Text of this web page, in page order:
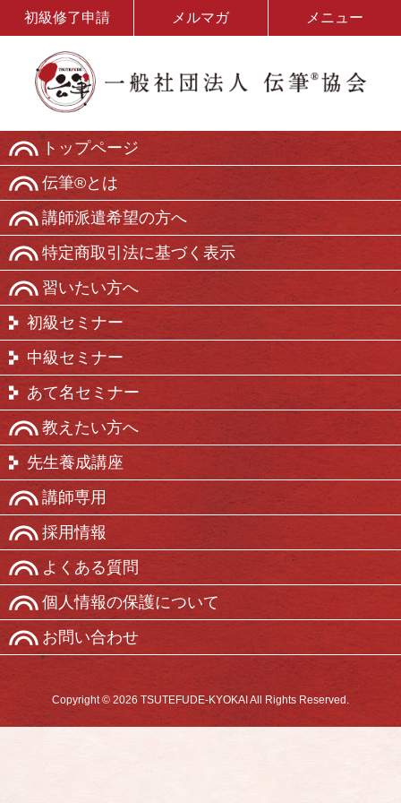
初級修了申請 メルマガ メニュー
トップページ
伝筆®とは
講師派遣希望の方へ
特定商取引法に基づく表示
習いたい方へ
初級セミナー
中級セミナー
あて名セミナー
教えたい方へ
先生養成講座
講師専用
採用情報
よくある質問
個人情報の保護について
お問い合わせ
Copyright © 2026 TSUTEFUDE-KYOKAI All Rights Reserved.